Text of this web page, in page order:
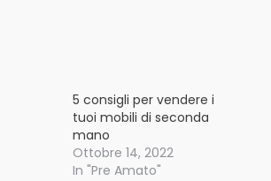
5 consigli per vendere i
tuoi mobili di seconda
mano
Ottobre 14, 2022
In "Pre Amato"